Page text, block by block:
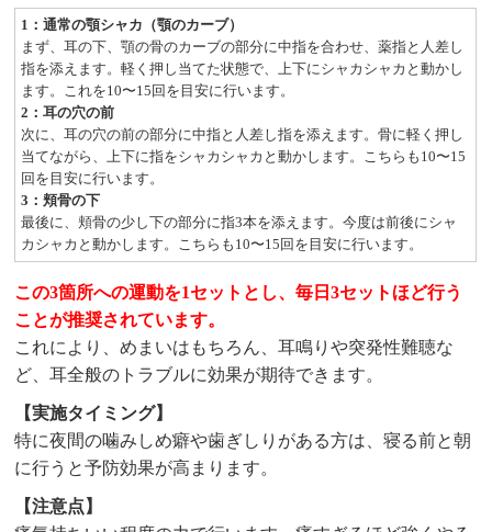
1：通常の顎シャカ（顎のカーブ）
まず、耳の下、顎の骨のカーブの部分に中指を合わせ、薬指と人差し
指を添えます。軽く押し当てた状態で、上下にシャカシャカと動かし
ます。これを10〜15回を目安に行います。
2：耳の穴の前
次に、耳の穴の前の部分に中指と人差し指を添えます。骨に軽く押し
当てながら、上下に指をシャカシャカと動かします。こちらも10〜15
回を目安に行います。
3：頬骨の下
最後に、頬骨の少し下の部分に指3本を添えます。今度は前後にシャ
カシャカと動かします。こちらも10〜15回を目安に行います。
この3箇所への運動を1セットとし、毎日3セットほど行う
ことが推奨されています。
これにより、めまいはもちろん、耳鳴りや突発性難聴な
ど、耳全般のトラブルに効果が期待できます。
【実施タイミング】
特に夜間の噛みしめ癖や歯ぎしりがある方は、寝る前と朝
に行うと予防効果が高まります。
【注意点】